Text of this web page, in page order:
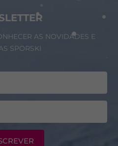
AS NOVIDADES E
SPORSKI